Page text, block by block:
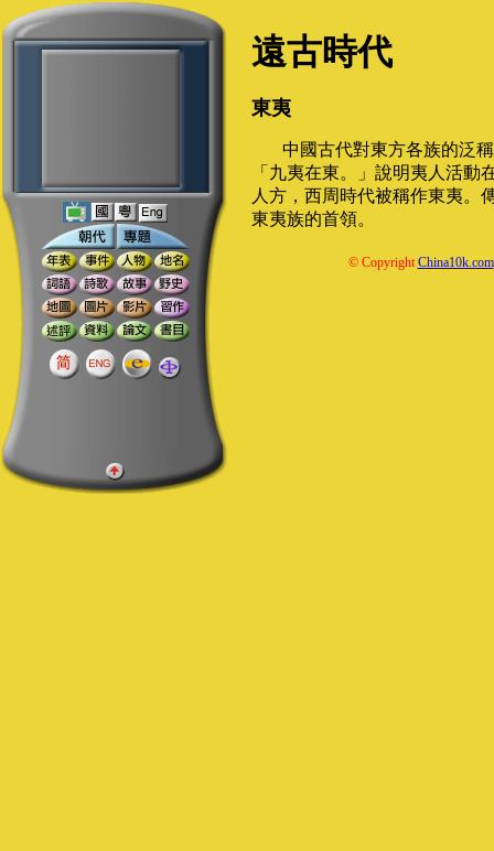
遠古時代
東夷
中國古代對東方各族的泛
「九夷在東。」說明夷人活動
人方，西周時代被稱作東夷。
東夷族的首領。
© CopyrightChina10k.com